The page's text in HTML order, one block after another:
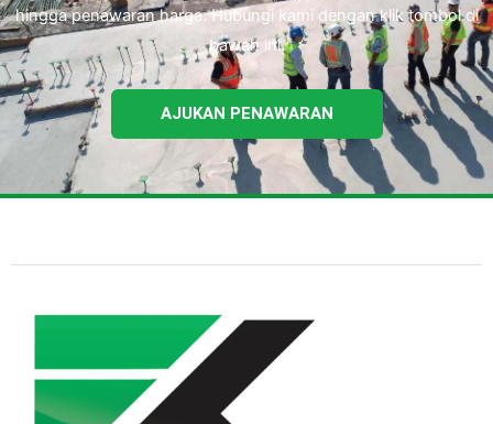
hingga penawaran harga. Hubungi kami dengan klik tombol di
bawah ini.
AJUKAN PENAWARAN